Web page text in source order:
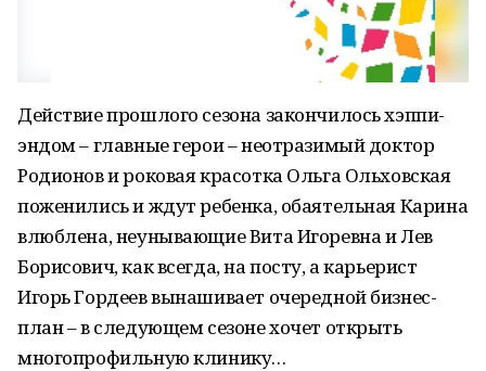
Действие прошлого сезона закончилось хэппи-
эндом – главные герои – неотразимый доктор
Родионов и роковая красотка Ольга Ольховская
поженились и ждут ребенка, обаятельная Карина
влюблена, неунывающие Вита Игоревна и Лев
Борисович, как всегда, на посту, а карьерист
Игорь Гордеев вынашивает очередной бизнес-
план – в следующем сезоне хочет открыть
многопрофильную клинику…